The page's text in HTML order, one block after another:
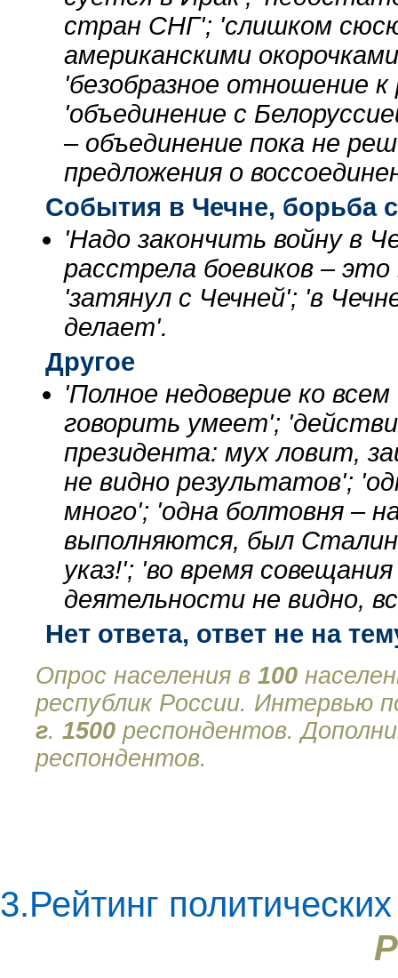
стран СНГ'; 'слишком
американскими
'безобразное отношение
'объединение с
– объединение пока не
предложения о
События в Чечне, борьба
'Надо закончить войну в
расстрела боевиков –
'затянул с Чечней'; 'в
делает'.
Другое
'Полное недоверие ко
говорить умеет';
президента: мух ловит,
не видно результатов';
много'; 'одна болтовня –
выполняются, был Сталин
указ!'; 'во время
деятельности не видно,
Нет ответа, ответ не на
Опрос населения в 100
республик России. Интервью
г. 1500 респондентов.
респондентов.
3.Рейтинг